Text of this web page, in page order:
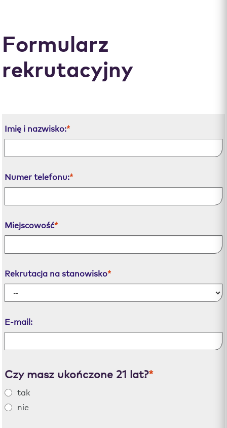
Formularz
rekrutacyjny
Imię i nazwisko:*
Numer telefonu:*
Miejscowość*
Rekrutacja na stanowisko*
E-mail:
Czy masz ukończone 21 lat?*
tak
nie